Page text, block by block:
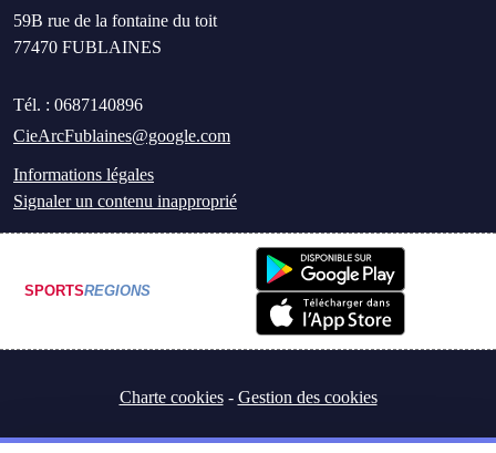
59B rue de la fontaine du toit
77470 FUBLAINES
Tél. : 0687140896
CieArcFublaines@google.com
Informations légales
Signaler un contenu inapproprié
SPORTSREGIONS
Charte cookies Gestion des cookies